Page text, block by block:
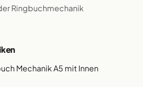
Ringbuchmechanik
Mechanik A5 mit Innen